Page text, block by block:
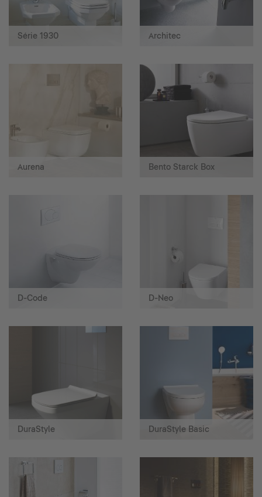
Série 1930 Architec
Aurena Bento Starck Box
D-Code D-Neo
DuraStyle DuraStyle Basic